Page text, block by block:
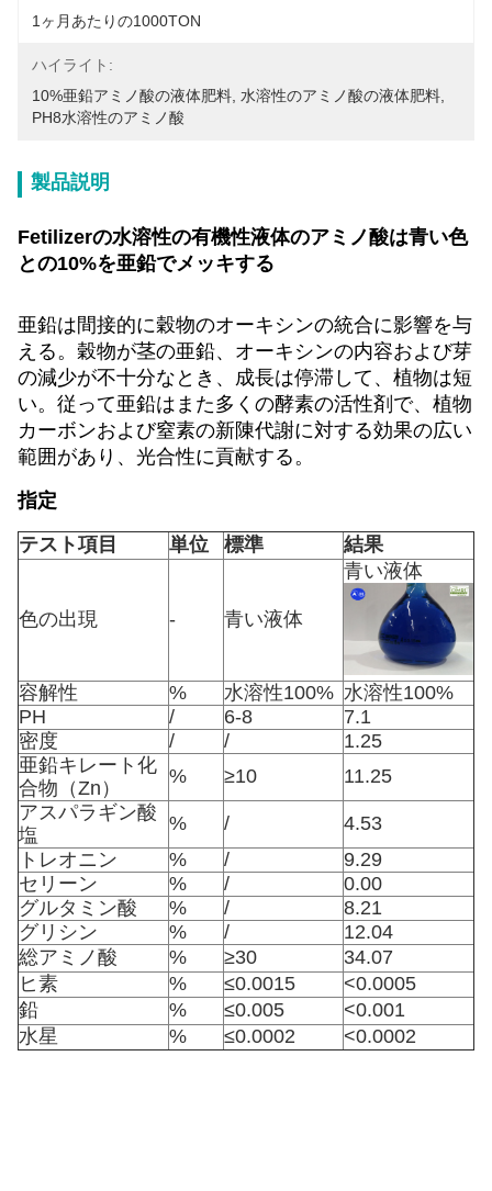
1ヶ月あたりの1000TON
ハイライト:
10%亜鉛アミノ酸の液体肥料 水溶性のアミノ酸の液体肥料
PH8水溶性のアミノ酸
製品説明
Fetilizerの水溶性の有機性液体のアミノ酸は青い色
との10%を亜鉛でメッキする
亜鉛は間接的に穀物のオーキシンの統合に影響を与
える。穀物が茎の亜鉛、オーキシンの内容および芽
の減少が不十分なとき、成長は停滞して、植物は短
い。従って亜鉛はまた多くの酵素の活性剤で、植物
カーボンおよび窒素の新陳代謝に対する効果の広い
範囲があり、光合性に貢献する。
指定
テスト項目
単位 標準 結果
色の出現 - 青い液体
青い液体
容解性 % 水溶性100% 水溶性100%
PH
/ 6-8
7.1
密度
/ /
1.25
亜鉛キレート化
合物（Zn）
% ≥10
11.25
アスパラギン酸
塩
% /
4.53
トレオニン
% /
9.29
セリーン
% /
0.00
グルタミン酸
% /
8.21
グリシン
% /
12.04
総アミノ酸
% ≥30
34.07
ヒ素
% ≤0.0015
<0.0005
鉛
% ≤0.005
<0.001
水星
% ≤0.0002 <0.0002